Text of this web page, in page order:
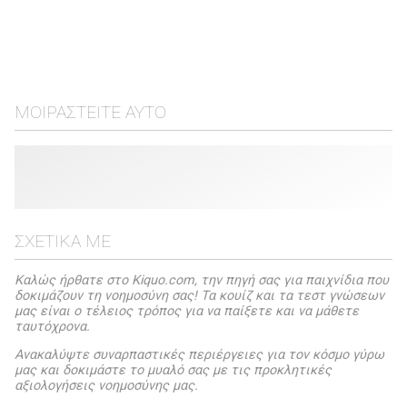
ΜΟΙΡΑΣΤΕΊΤΕ ΑΥΤΌ
ΣΧΕΤΙΚΆ ΜΕ
Καλώς ήρθατε στο Kiquo.com, την πηγή σας για παιχνίδια που
δοκιμάζουν τη νοημοσύνη σας! Τα κουίζ και τα τεστ γνώσεων
μας είναι ο τέλειος τρόπος για να παίξετε και να μάθετε
ταυτόχρονα.
Ανακαλύψτε συναρπαστικές περιέργειες για τον κόσμο γύρω
μας και δοκιμάστε το μυαλό σας με τις προκλητικές
αξιολογήσεις νοημοσύνης μας.